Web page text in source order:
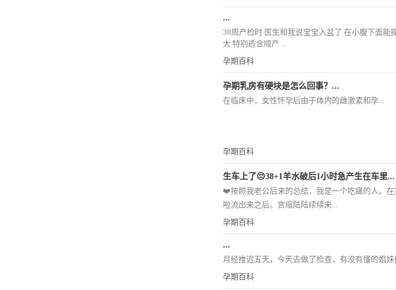
...
38周产检时 医生和我说宝宝入盆了 在小腹下面能
大 特别适合顺产 ...
孕期百科
孕期乳房有硬块是怎么回事？...
在临床中，女性怀孕后由于体内的雌激素和孕...
孕期百科
生车上了😔38+1羊水破后1小时急产生在车里...
❤️按照我老公后来的总结，我是一个吃痛的人。
啦流出来之后。宫缩陆陆续续来...
孕期百科
...
月经推迟五天，今天去做了检查，有没有懂的姐妹
孕期百科